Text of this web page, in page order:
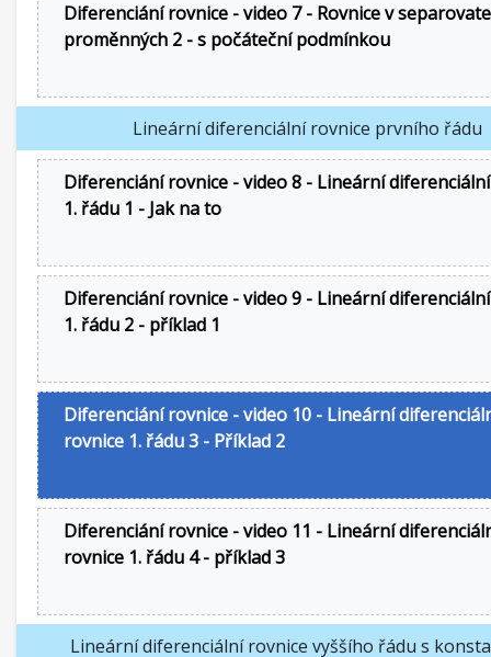
Diferenciání rovnice - video 7 - Rovnice v
proměnných 2 - s počáteční podmínkou
Lineární diferenciální rovnice prvního řádu
Diferenciání rovnice - video 8 - Lineární
1. řádu 1 - Jak na to
Diferenciání rovnice - video 9 - Lineární
1. řádu 2 - příklad 1
Diferenciání rovnice - video 10 - Lineární
rovnice 1. řádu 3 - Příklad 2
Diferenciání rovnice - video 11 - Lineární
rovnice 1. řádu 4 - příklad 3
Lineární diferenciální rovnice vyššího řádu s